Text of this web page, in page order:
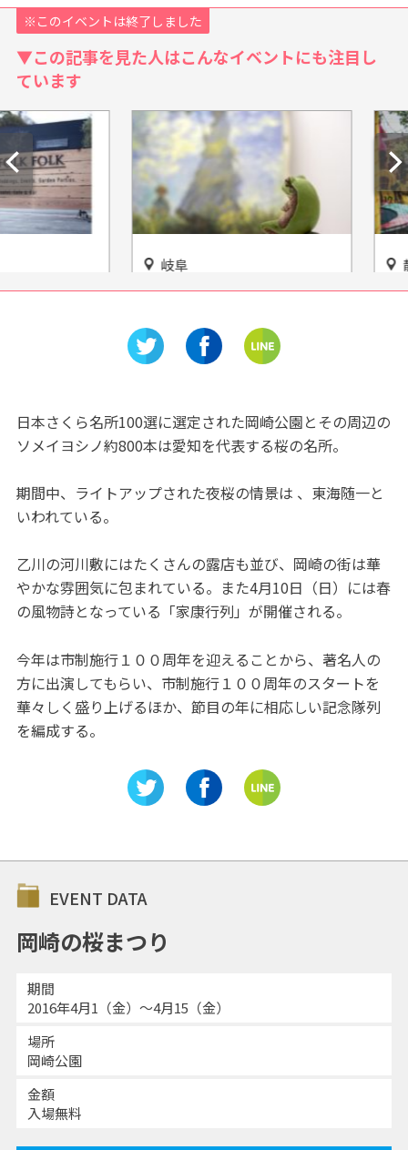
※このイベントは終了しました
▼この記事を見た人はこんなイベントにも注目し
ています
FOLK
岐阜
もはや建物が芸術！人々の心
MUSEUM」
静岡
子ども
日本さくら名所100選に選定された岡崎公園とその周辺の
ソメイヨシノ約800本は愛知を代表する桜の名所。
期間中、ライトアップされた夜桜の情景は 、東海随一と
いわれている。
乙川の河川敷にはたくさんの露店も並び、岡崎の街は華
やかな雰囲気に包まれている。また4月10日（日）には春
の風物詩となっている「家康行列」が開催される。
今年は市制施行１００周年を迎えることから、著名人の
方に出演してもらい、市制施行１００周年のスタートを
華々しく盛り上げるほか、節目の年に相応しい記念隊列
を編成する。
EVENT DATA
岡崎の桜まつり
期間
2016年4月1（金）～4月15（金）
場所
岡崎公園
金額
入場無料